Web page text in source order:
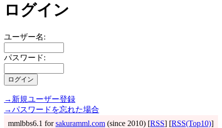
ログイン
ユーザー名:
パスワード:
→新規ユーザー登録
→パスワードを忘れた場合
mmlbbs6.1 forsakuramml.com (since 2010) [RSS] [RSS(Top10)]